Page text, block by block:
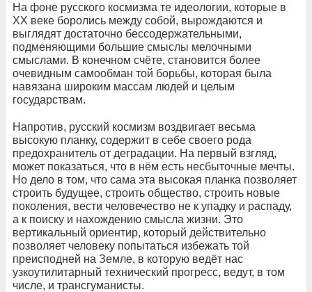
На фоне русского космизма те идеологии, которые в
XX веке боролись между собой, вырождаются и
выглядят достаточно бессодержательными,
подменяющими большие смыслы мелочными
смыслами. В конечном счёте, становится более
очевидным самообман той борьбы, которая была
навязана широким массам людей и целым
государствам.
Напротив, русский космизм воздвигает весьма
высокую планку, содержит в себе своего рода
предохранитель от деградации. На первый взгляд,
может показаться, что в нём есть несбыточные мечты.
Но дело в том, что сама эта высокая планка позволяет
строить будущее, строить общество, строить новые
поколения, вести человечество не к упадку и распаду,
а к поиску и нахождению смысла жизни. Это
вертикальный ориентир, который действительно
позволяет человеку попытаться избежать той
преисподней на Земле, в которую ведёт нас
узкоутилитарный технический прогресс, ведут, в том
числе, и трансгуманисты.